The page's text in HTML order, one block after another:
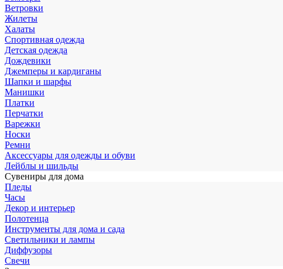
Ветровки
Жилеты
Халаты
Спортивная одежда
Детская одежда
Дождевики
Джемперы и кардиганы
Шапки и шарфы
Манишки
Платки
Перчатки
Варежки
Носки
Ремни
Аксессуары для одежды и обуви
Лейблы и шильды
Сувениры для дома
Пледы
Часы
Декор и интерьер
Полотенца
Инструменты для дома и сада
Светильники и лампы
Диффузоры
Свечи